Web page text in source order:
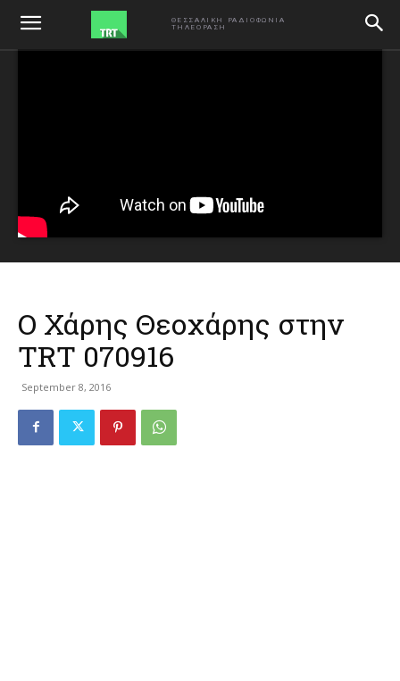
ΘΕΣΣΑΛΙΚΗ ΡΑΔΙΟΦΩΝΙΑ
ΤΗΛΕΟΡΑΣΗ
ΑΡΧΙΚΗ ΕΚΠΟΜΠΕΣ
Ο Χάρης Θεοχάρης στην
TRT 070916
September 8, 2016